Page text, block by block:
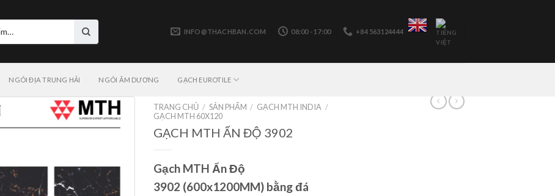
INFO@THACHBAN.COM 08:00 - 17:00 +84 563124444
NGÓI ĐỊA TRUNG HẢI NGÓI ÂM DƯƠNG GẠCH EUROTILE
TRANG CHỦ / SẢN PHẨM / GẠCH MTH INDIA /
GẠCH MTH 60X120
GẠCH MTH ẤN ĐỘ 3902
Gạch MTH Ấn Độ
3902 (600x1200MM) bằng đá